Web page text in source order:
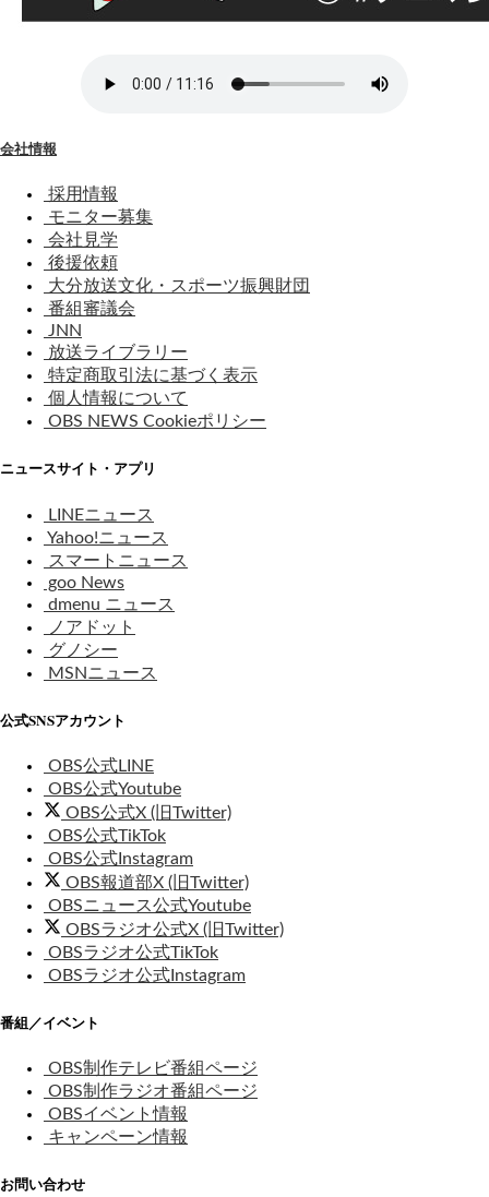
会社情報
採用情報
モニター募集
会社見学
後援依頼
大分放送文化・スポーツ振興財団
番組審議会
JNN
放送ライブラリー
特定商取引法に基づく表示
個人情報について
OBS NEWS Cookieポリシー
ニュースサイト・アプリ
LINEニュース
Yahoo!ニュース
スマートニュース
goo News
dmenu ニュース
ノアドット
グノシー
MSNニュース
公式SNSアカウント
OBS公式LINE
OBS公式Youtube
OBS公式X (旧Twitter)
OBS公式TikTok
OBS公式Instagram
OBS報道部X (旧Twitter)
OBSニュース公式Youtube
OBSラジオ公式X (旧Twitter)
OBSラジオ公式TikTok
OBSラジオ公式Instagram
番組／イベント
OBS制作テレビ番組ページ
OBS制作ラジオ番組ページ
OBSイベント情報
キャンペーン情報
お問い合わせ